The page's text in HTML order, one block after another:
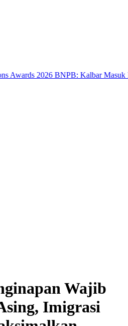
2026 BNPB: Kalbar Masuk Prioritas
Wajib
Imigrasi